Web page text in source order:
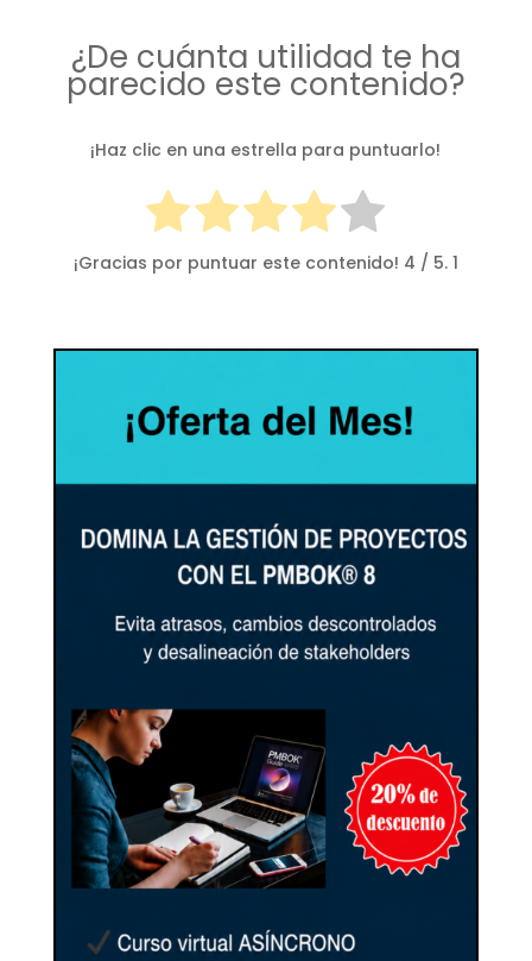
¿De cuánta utilidad te ha
parecido este contenido?
¡Haz clic en una estrella para puntuarlo!
¡Gracias por puntuar este contenido! 4 / 5. 1